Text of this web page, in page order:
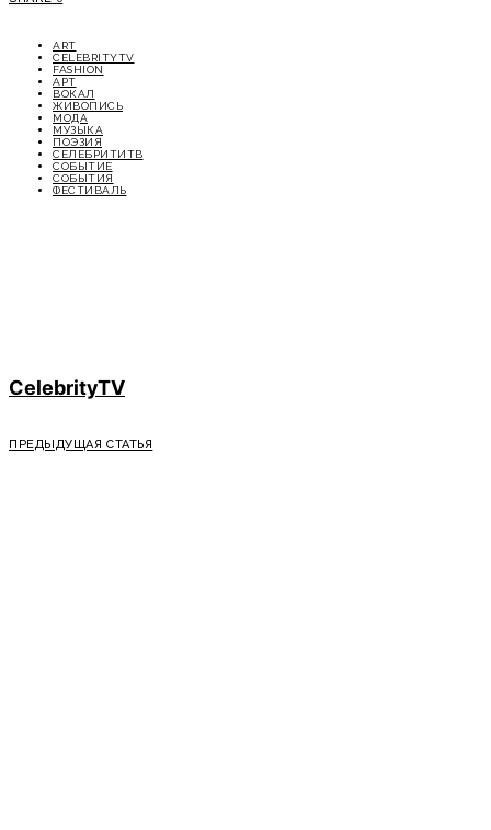
ART
CELEBRITYTV
FASHION
АРТ
ВОКАЛ
ЖИВОПИСЬ
МОДА
МУЗЫКА
ПОЭЗИЯ
СЕЛЕБРИТИТВ
СОБЫТИЕ
СОБЫТИЯ
ФЕСТИВАЛЬ
CelebrityTV
ПРЕДЫДУЩАЯ СТАТЬЯ